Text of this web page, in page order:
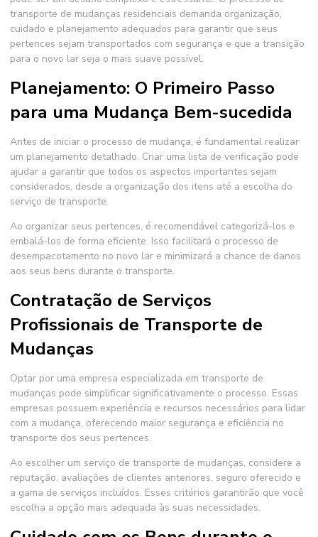
transporte de mudanças residenciais demanda organização,
cuidado e planejamento adequados para garantir que seus
pertences sejam transportados com segurança e que a transição
para o novo lar seja o mais suave possível.
Planejamento: O Primeiro Passo
para uma Mudança Bem-sucedida
Antes de iniciar o processo de mudança, é fundamental realizar
um planejamento detalhado. Criar uma lista de verificação pode
ajudar a garantir que todos os aspectos importantes sejam
considerados, desde a organização dos itens até a escolha do
serviço de transporte.
Ao organizar seus pertences, é recomendável categorizá-los e
embalá-los de forma eficiente. Isso facilitará o processo de
desempacotamento no novo lar e minimizará a chance de danos
aos seus bens durante o transporte.
Contratação de Serviços
Profissionais de Transporte de
Mudanças
Optar por uma empresa especializada em transporte de
mudanças pode simplificar significativamente o processo. Essas
empresas possuem experiência e recursos necessários para lidar
com a mudança, oferecendo maior segurança e eficiência no
transporte dos seus pertences.
Ao escolher um serviço de transporte de mudanças, considere a
reputação, avaliações de clientes anteriores, seguro oferecido e
a gama de serviços incluídos. Esses critérios garantirão que você
escolha a opção mais adequada às suas necessidades.